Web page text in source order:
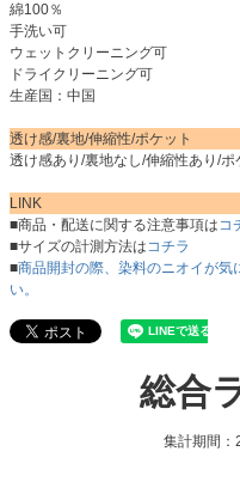
綿100％
手洗い可
ウェットクリーニング可
ドライクリーニング可
生産国：中国
透け感/裏地/伸縮性/ポケット
透け感あり/裏地なし/伸縮性あり/ポ
LINK
■商品・配送に関する注意事項はコ
■サイズの計測方法はコチラ
■商品開封の際、染料のニオイが気
い。
総合
集計期間：